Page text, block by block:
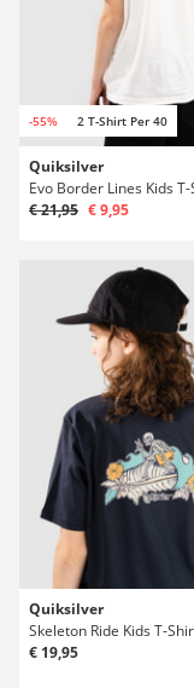
-55% 2 T-Shirt Per 40
Quiksilver
Evo Border Lines Kids
€ 21,95 € 9,95
Quiksilver
Skeleton Ride Kids T-
€ 19,95